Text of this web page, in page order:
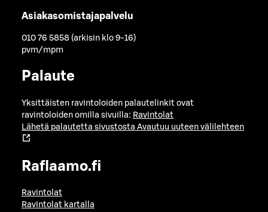
Asiakasomistajapalvelu
010 76 5858 (arkisin klo 9-16)
pvm/mpm
Palaute
Yksittäisten ravintoloiden palautelinkit ovat
ravintoloiden omilla sivuilla: Ravintolat
Lähetä palautetta sivustosta Avautuu uuteen välilehteen
Raflaamo.fi
Ravintolat
Ravintolat kartalla